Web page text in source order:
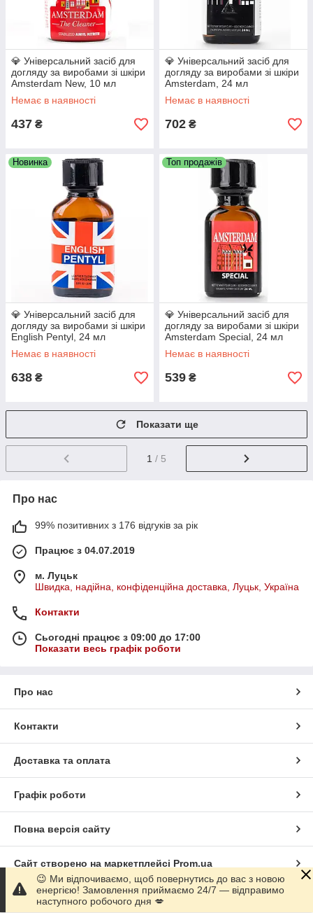
💎 Універсальний засіб для
догляду за виробами зі шкіри
Amsterdam New, 10 мл
Немає в наявності
437 ₴
💎 Універсальний засіб для
догляду за виробами зі шкіри
Amsterdam, 24 мл
Немає в наявності
702 ₴
Новинка
💎 Універсальний засіб для
догляду за виробами зі шкіри
English Pentyl, 24 мл
Немає в наявності
638 ₴
Топ продажів
💎 Універсальний засіб для
догляду за виробами зі шкіри
Amsterdam Special, 24 мл
Немає в наявності
539 ₴
Показати ще
1 / 5
Про нас
99% позитивних з 176 відгуків за рік
Працює з 04.07.2019
м. Луцьк
Швидка, надійна, конфіденційна доставка, Луцьк, Україна
Контакти
Сьогодні працює з 09:00 до 17:00
Показати весь графік роботи
Про нас
Контакти
Доставка та оплата
Графік роботи
Повна версія сайту
Сайт створено на маркетплейсі Prom.ua
Політика конфіденційності
😉 Ми відпочиваємо, щоб повернутись до вас з новою
енергією! Замовлення приймаємо 24/7 — відправимо
наступного робочого дня 💋